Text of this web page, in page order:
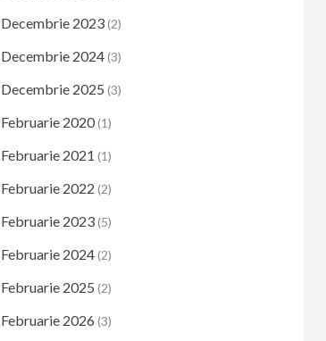
Decembrie 2023(2)
Decembrie 2024(3)
Decembrie 2025 (3)
Februarie 2020(1)
Februarie 2021 (1)
Februarie 2022 (2)
Februarie 2023(5)
Februarie 2024(2)
Februarie 2025 (2)
Februarie 2026 (3)